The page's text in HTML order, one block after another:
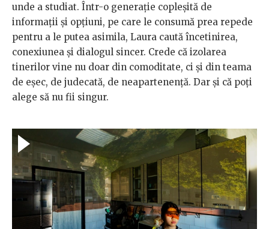
unde a studiat. Într-o generație copleșită de
informații și opțiuni, pe care le consumă prea repede
pentru a le putea asimila, Laura caută încetinirea,
conexiunea și dialogul sincer. Crede că izolarea
tinerilor vine nu doar din comoditate, ci și din teama
de eșec, de judecată, de neapartenență. Dar și că poți
alege să nu fii singur.